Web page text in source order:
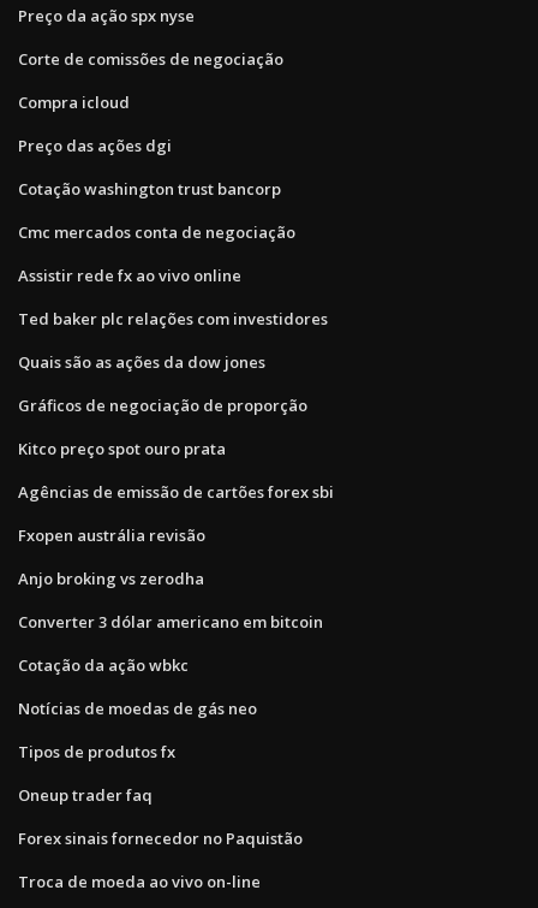
Preço da ação spx nyse
Corte de comissões de negociação
Compra icloud
Preço das ações dgi
Cotação washington trust bancorp
Cmc mercados conta de negociação
Assistir rede fx ao vivo online
Ted baker plc relações com investidores
Quais são as ações da dow jones
Gráficos de negociação de proporção
Kitco preço spot ouro prata
Agências de emissão de cartões forex sbi
Fxopen austrália revisão
Anjo broking vs zerodha
Converter 3 dólar americano em bitcoin
Cotação da ação wbkc
Notícias de moedas de gás neo
Tipos de produtos fx
Oneup trader faq
Forex sinais fornecedor no Paquistão
Troca de moeda ao vivo on-line